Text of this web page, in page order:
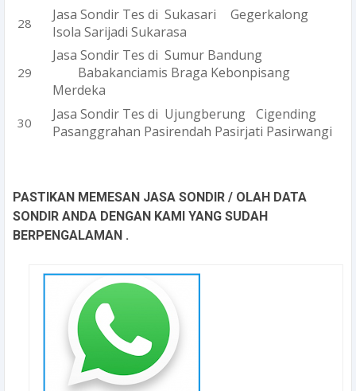
Jasa Sondir Tes di Sukasari
Gegerkalong
Isola Sarijadi Sukarasa
Jasa Sondir Tes di Sumur Bandung
Babakanciamis Braga Kebonpisang
Merdeka
Jasa Sondir Tes di Ujungberung
Cigending
Pasanggrahan Pasirendah Pasirjati Pasirwangi
PASTIKAN MEMESAN JASA SONDIR / OLAH DATA
SONDIR ANDA DENGAN KAMI YANG SUDAH
BERPENGALAMAN .